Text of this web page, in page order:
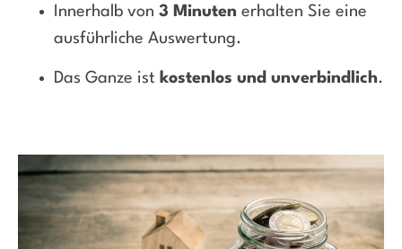
Innerhalb von 3 Minuten erhalten Sie eine
ausführliche Auswertung.
Das Ganze ist kostenlos und unverbindlich.